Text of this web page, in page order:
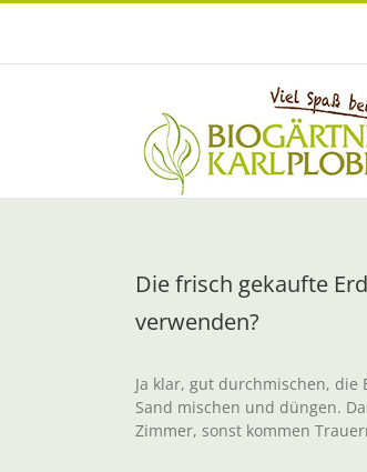
Zum
Die frisch gekaufte
verwenden?
Ja klar, gut durchmischen,
Sand mischen und düngen.
Zimmer, sonst kommen